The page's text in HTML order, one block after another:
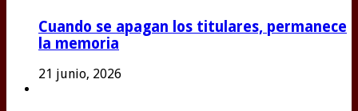
Cuando se apagan los titulares, permanece
la memoria
21 junio, 2026